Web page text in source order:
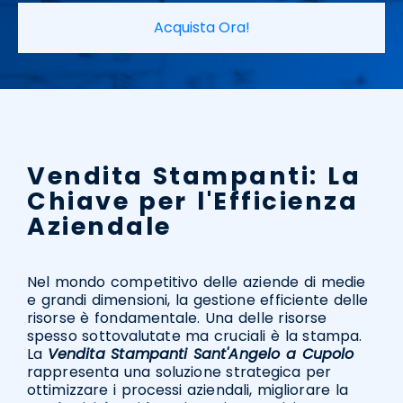
Acquista Ora!
Vendita Stampanti: La
Chiave per l'Efficienza
Aziendale
Nel mondo competitivo delle aziende di medie
e grandi dimensioni, la gestione efficiente delle
risorse è fondamentale. Una delle risorse
spesso sottovalutate ma cruciali è la stampa.
La Vendita Stampanti Sant'Angelo a Cupolo
rappresenta una soluzione strategica per
ottimizzare i processi aziendali, migliorare la